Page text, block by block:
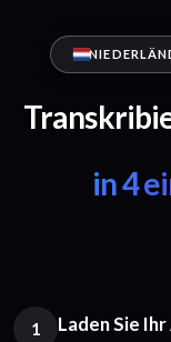
in 4
1 Laden Sie